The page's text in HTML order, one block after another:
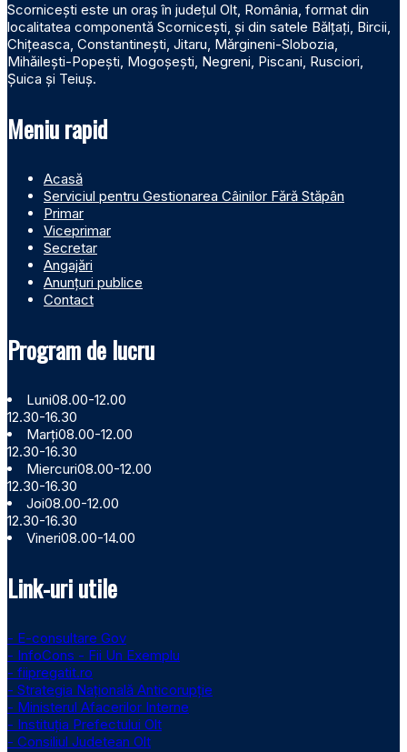
Scornicești este un oraș în județul Olt, România, format din
localitatea componentă Scornicești, și din satele Bălțați, Bircii,
Chițeasca, Constantinești, Jitaru, Mărgineni-Slobozia,
Mihăilești-Popești, Mogoșești, Negreni, Piscani, Rusciori,
Șuica și Teiuș.
Meniu rapid
Acasă
Serviciul pentru Gestionarea Câinilor Fără Stăpân
Primar
Viceprimar
Secretar
Angajări
Anunțuri publice
Contact
Program de lucru
Luni08.00-12.00
12.30-16.30
Marți08.00-12.00
12.30-16.30
Miercuri08.00-12.00
12.30-16.30
Joi08.00-12.00
12.30-16.30
Vineri08.00-14.00
Link-uri utile
- E-consultare Gov
- InfoCons - Fii Un Exemplu
- fiipregatit.ro
- Strategia Națională Anticorupție
- Ministerul Afacerilor Interne
- Instituţia Prefectului Olt
- Consiliul Judetean Olt